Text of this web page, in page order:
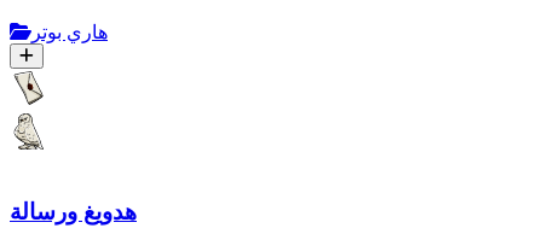
هاري بوتر
هدويغ ورسالة